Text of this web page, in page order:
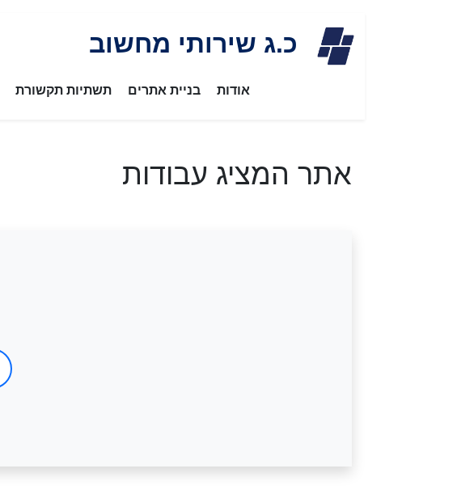
content
כ.ג שירותי מחשוב
אודות בניית אתרים תשתיות תקשורת
אתר המציג עבודות